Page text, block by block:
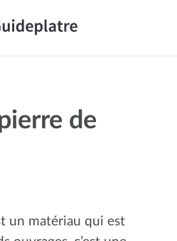
de
un matériau qui est